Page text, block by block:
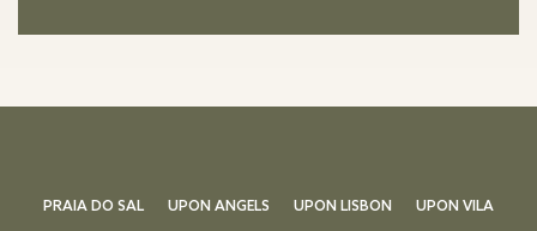
PRAIA DO SAL UPON ANGELS UPON LISBON UPON VILA